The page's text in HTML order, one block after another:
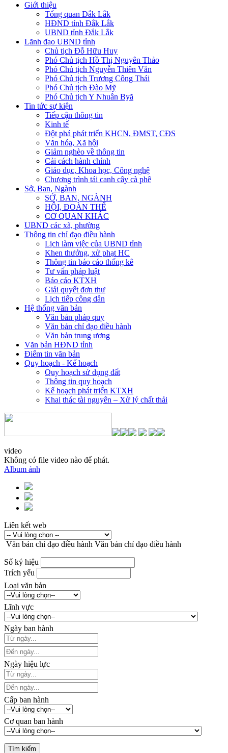
Giới thiệu
Tổng quan Đắk Lắk
HĐND tỉnh Đắk Lắk
UBND tỉnh Đắk Lắk
Lãnh đạo UBND tỉnh
Chủ tịch Đỗ Hữu Huy
Phó Chủ tịch Hồ Thị Nguyên Thảo
Phó Chủ tịch Nguyễn Thiên Văn
Phó Chủ tịch Trương Công Thái
Phó Chủ tịch Đào Mỹ
Phó Chủ tịch Y Nhuân Byă
Tin tức sự kiện
Tiếp cận thông tin
Kinh tế
Đột phá phát triển KHCN, ĐMST, CĐS
Văn hóa, Xã hội
Giảm nghèo về thông tin
Cải cách hành chính
Giáo dục, Khoa học, Công nghệ
Chương trình tái canh cây cà phê
Sở, Ban, Ngành
SỞ, BAN, NGÀNH
HỘI, ĐOÀN THỂ
CƠ QUAN KHÁC
UBND các xã, phường
Thông tin chỉ đạo điều hành
Lịch làm việc của UBND tỉnh
Khen thưởng, xử phạt HC
Thông tin báo cáo thống kê
Tư vấn pháp luật
Báo cáo KTXH
Giải quyết đơn thư
Lịch tiếp công dân
Hệ thống văn bản
Văn bản pháp quy
Văn bản chỉ đạo điều hành
Văn bản trung ương
Văn bản HĐND tỉnh
Điểm tin văn bản
Quy hoạch - Kế hoạch
Quy hoạch sử dụng đất
Thông tin quy hoạch
Kế hoạch phát triển KTXH
Khai thác tài nguyên – Xử lý chất thải
video
Không có file video nào để phát.
Album ảnh
Liên kết web
Văn bản chỉ đạo điều hành Văn bản chỉ đạo điều hành
Số ký hiệu
Trích yếu
Loại văn bản
Lĩnh vực
Ngày ban hành
Ngày hiệu lực
Cấp ban hành
Cơ quan ban hành